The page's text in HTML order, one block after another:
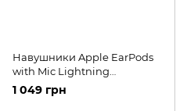
Навушники Apple EarPods
with Mic Lightning
(MWTY3ZM/A) White
1 049 грн